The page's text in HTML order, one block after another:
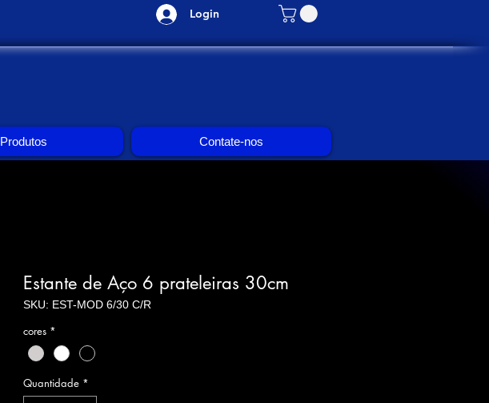
Login
Produtos Contate-nos
Estante de Aço 6 prateleiras 30cm
SKU: EST-MOD 6/30 C/R
cores *
Quantidade *